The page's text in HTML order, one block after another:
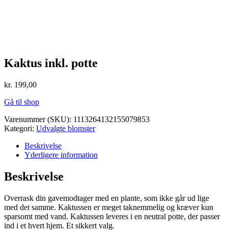
Kaktus inkl. potte
kr. 199,00
Gå til shop
Varenummer (SKU): 1113264132155079853
Kategori: Udvalgte blomster
Beskrivelse
Yderligere information
Beskrivelse
Overrask din gavemodtager med en plante, som ikke går ud lige
med det samme. Kaktussen er meget taknemmelig og kræver kun
sparsomt med vand. Kaktussen leveres i en neutral potte, der passer
ind i et hvert hjem. Et sikkert valg.